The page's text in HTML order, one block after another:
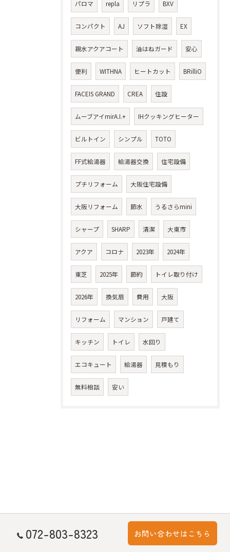
パロマ repla リプラ BXV
コンパクト AJ ソフト除湿 EX
親水アクアコート 油はねガード 安心
便利 WITHNA ヒートカット BRilliO
FACEIS GRAND CREA 住設
ムーブアイmirA.I.+ IHクッキングヒーター
ビルトイン シンプル TOTO
FF式給湯器 給湯器交換 住宅設備
プチリフォーム 大阪住宅設備
大阪リフォーム 節水 うるさらmini
シャープ SHARP 清潔 大東市
アクア コロナ 2023年 2024年
東芝 2025年 節約 トイレ取り付け
2026年 換気扇 費用 大阪
リフォーム マンション 戸建て
キッチン トイレ 水回り
エコキュート 給湯器 見積もり
無料相談 安い
072-803-8323 お問い合わせはこちら